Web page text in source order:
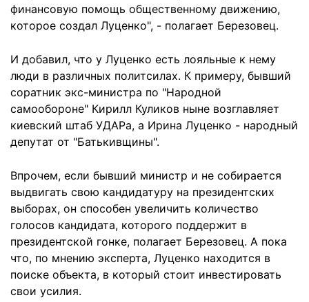
финансовую помощь общественному движению,
которое создал Луценко", - полагает Березовец.
И добавил, что у Луценко есть лояльные к нему
люди в различных политсилах. К примеру, бывший
соратник экс-министра по "Народной
самообороне" Кирилл Куликов ныне возглавляет
киевский штаб УДАРа, а Ирина Луценко - народный
депутат от "Батькивщины".
Впрочем, если бывший министр и не собирается
выдвигать свою кандидатуру на президентских
выборах, он способен увеличить количество
голосов кандидата, которого поддержит в
президентской гонке, полагает Березовец. А пока
что, по мнению эксперта, Луценко находится в
поиске объекта, в который стоит инвестировать
свои усилия.